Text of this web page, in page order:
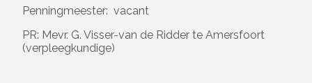
Penningmeester: vacant
PR: Mevr. G. Visser-van de Ridder te Amersfoort
(verpleegkundige)